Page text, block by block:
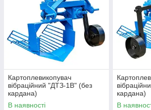
Картоплевикопувач
вібраційний "ДТЗ-1В" (без
кардана)
В наявності
кардана)
В